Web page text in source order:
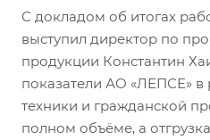
С докладом об итогах
выступил директор по
продукции Константин
показатели АО «ЛЕПСЕ» в
техники и гражданской
полном объёме, а